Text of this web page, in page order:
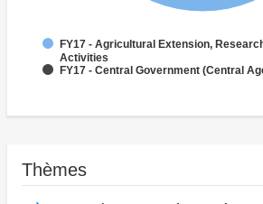
FY17 - Agricultural Extension,
Activities
FY17 - Central Government (Central
Thèmes